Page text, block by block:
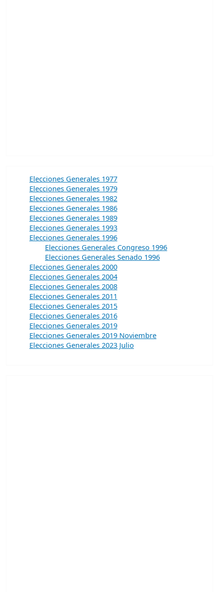
Elecciones Generales 1977
Elecciones Generales 1979
Elecciones Generales 1982
Elecciones Generales 1986
Elecciones Generales 1989
Elecciones Generales 1993
Elecciones Generales 1996
Elecciones Generales Congreso 1996
Elecciones Generales Senado 1996
Elecciones Generales 2000
Elecciones Generales 2004
Elecciones Generales 2008
Elecciones Generales 2011
Elecciones Generales 2015
Elecciones Generales 2016
Elecciones Generales 2019
Elecciones Generales 2019 Noviembre
Elecciones Generales 2023 Julio